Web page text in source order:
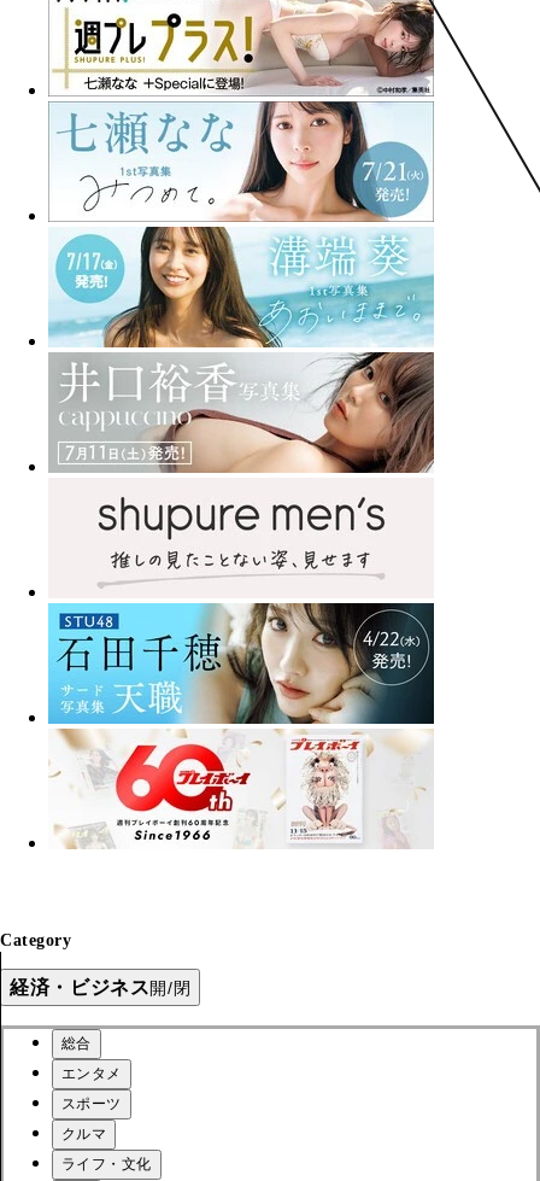
Category
経済・ビジネス開/閉
総合
エンタメ
スポーツ
クルマ
ライフ・文化